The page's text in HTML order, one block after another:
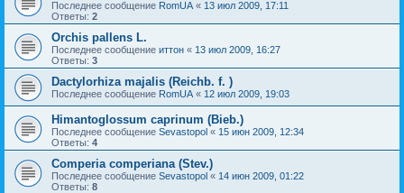
Последнее сообщение RomUA « 13 июл 2009, 17:11
Ответы: 2
Orchis pallens L.
Последнее сообщение иттон « 13 июл 2009, 16:27
Ответы: 3
Dactylorhiza majalis (Reichb. f. )
Последнее сообщение RomUA « 12 июл 2009, 19:03
Himantoglossum caprinum (Bieb.)
Последнее сообщение Sevastopol « 15 июн 2009, 12:34
Ответы: 4
Comperia comperiana (Stev.)
Последнее сообщение Sevastopol « 14 июн 2009, 01:22
Ответы: 8